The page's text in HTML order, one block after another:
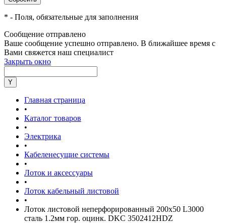
* - Поля, обязательные для заполнения
Сообщение отправлено
Ваше сообщение успешно отправлено. В ближайшее время с
Вами свяжется наш специалист
Закрыть окно
Главная страница
•
Каталог товаров
•
Электрика
•
Кабеленесущие системы
•
Лоток и аксессуары
•
Лоток кабельный листовой
•
Лоток листовой неперфорированный 200х50 L3000
сталь 1.2мм гор. оцинк. DKC 3502412HDZ